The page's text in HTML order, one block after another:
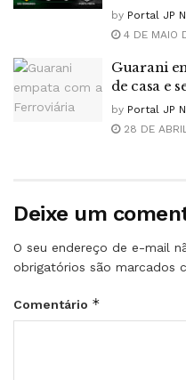
by Portal JP
4 DE MAIO
Guarani
de casa e
by Portal JP
28 DE
Deixe um
O seu endereço de e-mail
obrigatórios são marcados
Comentário *